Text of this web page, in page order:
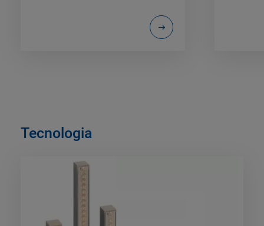
Tecnologia